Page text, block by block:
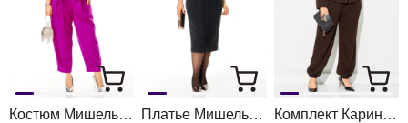
Костюм Мишель Шик 1436/1 королевский пурпур Платье Мишель Шик 2204 графит+клетка Комплект Карина Делюкс 1458 коричневый